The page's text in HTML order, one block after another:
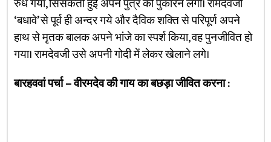
रुंध गया, सिसकती हुई अपने पुत्र को पुकारने लगी। रामदेवजी
‘बधावे’ से पूर्व ही अन्दर गये और दैविक शक्ति से परिपूर्ण अपने
हाथ से मृतक बालक अपने भांजे का स्पर्श किया, वह पुनजीवित हो
गया। रामदेवजी उसे अपनी गोदी में लेकर खेलाने लगे।
बारहववां पर्चा – वीरमदेव की गाय का बछड़ा जीवित करना :